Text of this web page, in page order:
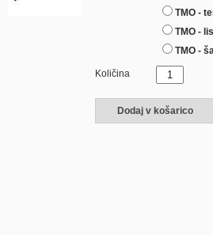
TMO -
TMO -
TMO -
Količina
Dodaj v košarico